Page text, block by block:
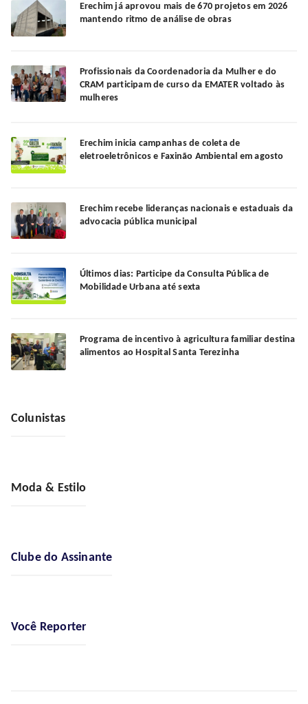
Erechim já aprovou mais de 670 projetos em 2026
mantendo ritmo de análise de obras
Profissionais da Coordenadoria da Mulher e do
CRAM participam de curso da EMATER voltado às
mulheres
Erechim inicia campanhas de coleta de
eletroeletrônicos e Faxinão Ambiental em agosto
Erechim recebe lideranças nacionais e estaduais da
advocacia pública municipal
Últimos dias: Participe da Consulta Pública de
Mobilidade Urbana até sexta
Programa de incentivo à agricultura familiar destina
alimentos ao Hospital Santa Terezinha
Colunistas
Moda & Estilo
Clube do Assinante
Você Reporter